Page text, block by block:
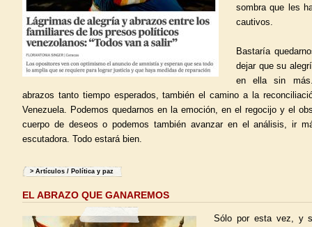
sombra que les
cautivos.
Bastaría
dejar que su
en ella sin
abrazos tanto tiempo esperados, también el camino a la
Venezuela. Podemos quedarnos en la emoción, en el regocijo y el
cuerpo de deseos o podemos también avanzar en el análisis, ir
escutadora. Todo estará bien.
> Artículos / Política y paz
EL ABRAZO QUE GANAREMOS
Sólo por esta vez, y